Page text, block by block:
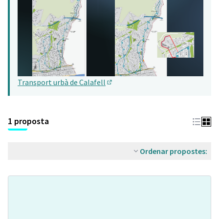
Transport urbà de Calafell
1 proposta
Ordenar propostes: